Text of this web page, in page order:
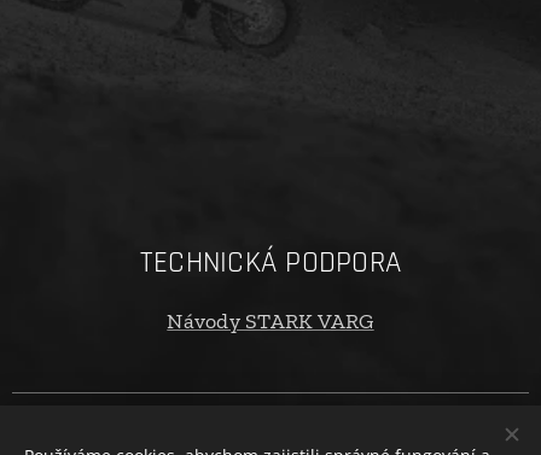
TECHNICKÁ PODPORA
Návody STARK VARG
Obchodní podmínky| Ochrana osobních údajů